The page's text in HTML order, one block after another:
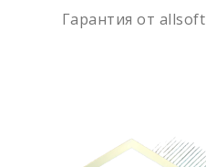
Гарантия от allsoft